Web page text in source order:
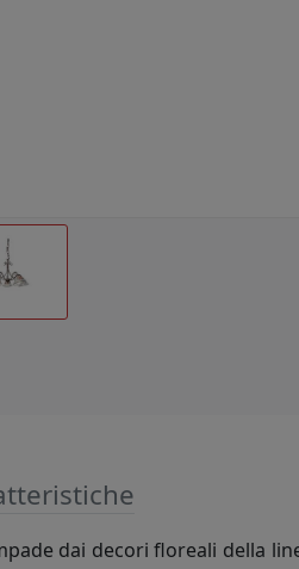
dai decori floreali della